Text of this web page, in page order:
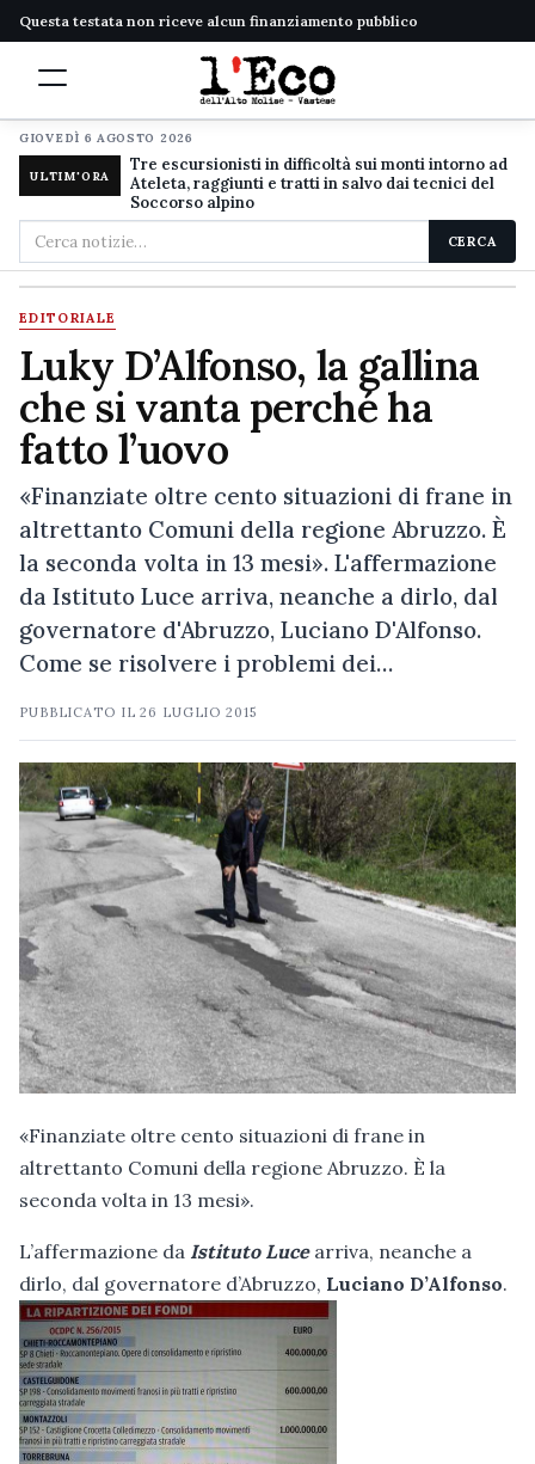
Questa testata non riceve alcun finanziamento pubblico
GIOVEDÌ 6 AGOSTO 2026
ULTIM'ORA
Tre escursionisti in difficoltà sui monti intorno ad
Ateleta, raggiunti e tratti in salvo dai tecnici del
Soccorso alpino
Cerca
nel
sito
CERCA
EDITORIALE
Luky D’Alfonso, la gallina
che si vanta perché ha
fatto l’uovo
«Finanziate oltre cento situazioni di frane in
altrettanto Comuni della regione Abruzzo. È
la seconda volta in 13 mesi». L'affermazione
da Istituto Luce arriva, neanche a dirlo, dal
governatore d'Abruzzo, Luciano D'Alfonso.
Come se risolvere i problemi dei…
PUBBLICATO IL26 LUGLIO 2015
«Finanziate oltre cento situazioni di frane in
altrettanto Comuni della regione Abruzzo. È la
seconda volta in 13 mesi».
L’affermazione da Istituto Lucearriva, neanche a
dirlo, dal governatore d’Abruzzo, Luciano D’Alfonso.